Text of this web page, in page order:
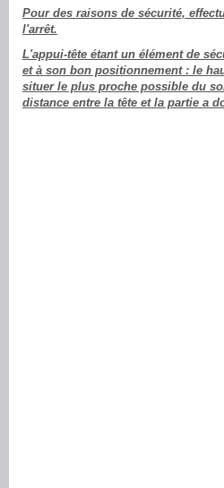
Pour des raisons de sécurité,
l'arrêt.
L'appui-tête étant un élément de
et à son bon positionnement : le
situer le plus proche possible du
distance entre la tête et la partie a